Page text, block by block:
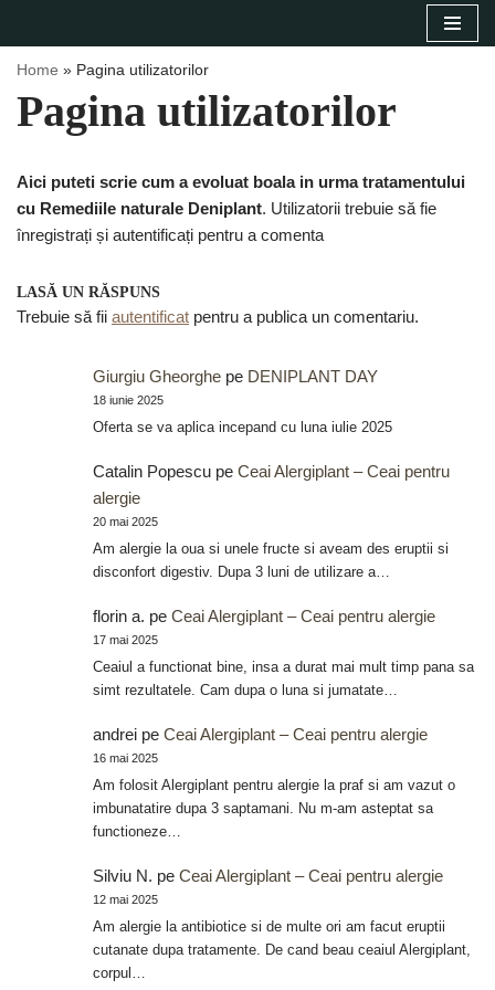
conținut
Home » Pagina utilizatorilor
Pagina utilizatorilor
Aici puteti scrie cum a evoluat boala in urma tratamentului
cu Remediile naturale Deniplant. Utilizatorii trebuie să fie
înregistrați și autentificați pentru a comenta
LASĂ UN RĂSPUNS
Trebuie să fii autentificat pentru a publica un comentariu.
Giurgiu Gheorghepe DENIPLANT DAY
18 iunie 2025
Oferta se va aplica incepand cu luna iulie 2025
Catalin Popescupe Ceai Alergiplant – Ceai pentru
alergie
20 mai 2025
Am alergie la oua si unele fructe si aveam des eruptii si
disconfort digestiv. Dupa 3 luni de utilizare a…
florin a. pe Ceai Alergiplant – Ceai pentru alergie
17 mai 2025
Ceaiul a functionat bine, insa a durat mai mult timp pana sa
simt rezultatele. Cam dupa o luna si jumatate…
andreipe Ceai Alergiplant – Ceai pentru alergie
16 mai 2025
Am folosit Alergiplant pentru alergie la praf si am vazut o
imbunatatire dupa 3 saptamani. Nu m-am asteptat sa
functioneze…
Silviu N. pe Ceai Alergiplant – Ceai pentru alergie
12 mai 2025
Am alergie la antibiotice si de multe ori am facut eruptii
cutanate dupa tratamente. De cand beau ceaiul Alergiplant,
corpul…